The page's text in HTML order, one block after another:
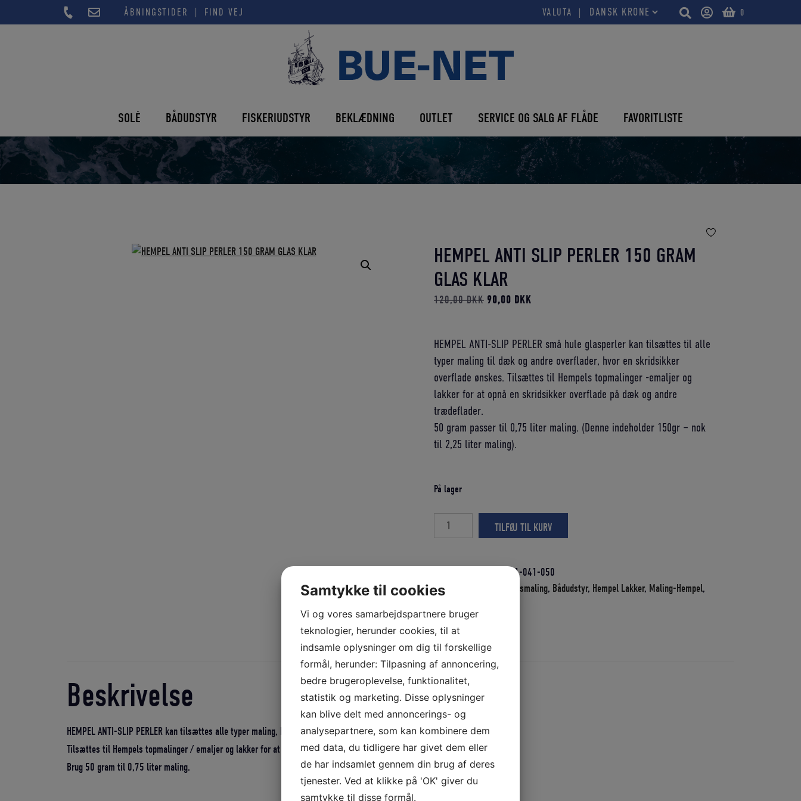
til
ÅBNINGSTIDER | FIND VEJ VALUTA 0
SOLÉ BÅDUDSTYR FISKERIUDSTYR BEKLÆDNING OUTLET SERVICE OG SALG AF FLÅDE FAVORITLISTE
HEMPEL ANTI SLIP PERLER 150 GRAM
GLAS KLAR
120,00DKK Den
120,00 DKK.
90,00 DKK
90,00 DKK.
HEMPEL ANTI-SLIP PERLER små hule glasperler kan tilsættes til alle
typer maling til dæk og andre overflader, hvor en skridsikker
overflade ønskes. Tilsættes til Hempels topmalinger -emaljer og
lakker for at opnå en skridsikker overflade på dæk og andre
trædeflader.
50 gram passer til 0,75 liter maling. (Denne indeholder 150gr – nok
til 2,25 liter maling).
På lager
HEMPEL
ANTI
PERLER
150
GLAS
KLAR
antal
TILFØJ TIL KURV
H41-041-050
Kategorier:
Hempel Dæksmaling, Bådudstyr, Hempel Lakker, Maling-Hempel,
Beskrivelse Yderligere information
Beskrivelse
HEMPEL ANTI-SLIP PERLER kan tilsættes alle typer maling, hvor skridsikkerhed er ønsket.
Tilsættes til Hempels topmalinger / emaljer og lakker for at opnå en skridsikker overflade på dæk og andre trædeflader.
Brug 50 gram til 0,75 liter maling.
Samtykke til cookies
Vi og vores samarbejdspartnere bruger
teknologier, herunder cookies, til at
indsamle oplysninger om dig til forskellige
formål, herunder: Tilpasning af annoncering,
bedre brugeroplevelse, funktionalitet,
statistik og marketing. Disse oplysninger
kan blive delt med annoncerings- og
analysepartnere, som kan kombinere dem
med data, du tidligere har givet dem eller
de har indsamlet gennem din brug af deres
tjenester. Ved at klikke på 'OK' giver du
samtykke til disse formål.